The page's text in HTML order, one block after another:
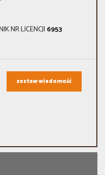
NR LICENCJI 6953
zostaw wiadomość